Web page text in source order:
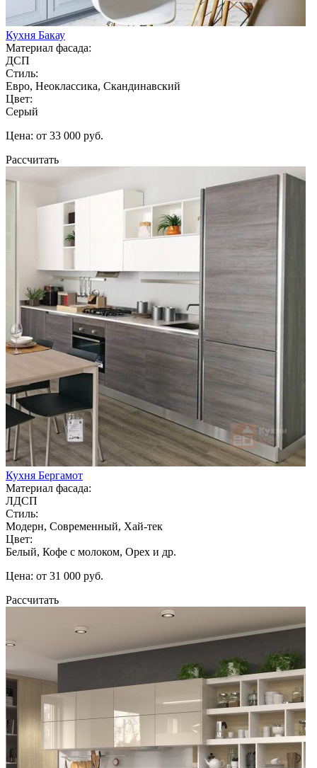
Кухня Бакау
Материал фасада:
ДСП
Стиль:
Евро, Неоклассика, Скандинавский
Цвет:
Серый
Цена: от 33 000 руб.
Рассчитать
Кухня Бергамот
Материал фасада:
ЛДСП
Стиль:
Модерн, Современный, Хай-тек
Цвет:
Белый, Кофе с молоком, Орех и др.
Цена: от 31 000 руб.
Рассчитать